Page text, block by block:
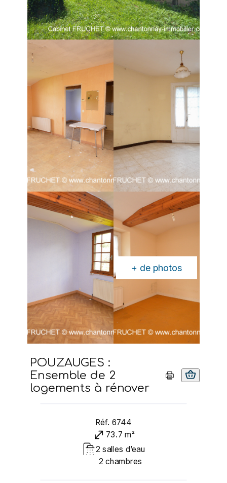
+ de photos
POUZAUGES :
Ensemble de 2
logements à rénover
Réf. 6744
73.7 m²
2 salles d’eau
2 chambres